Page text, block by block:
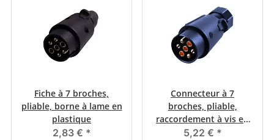
Fiche à 7 broches,
pliable, borne à lame en
plastique
2,83 € *
Connecteur à 7
broches, pliable,
raccordement à vis en
plastique
5,22 € *